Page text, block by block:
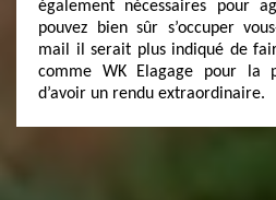
également nécessaires pour
pouvez bien sûr s’occuper
mail il serait plus indiqué de
comme WK Elagage pour la
d’avoir un rendu extraordinaire.